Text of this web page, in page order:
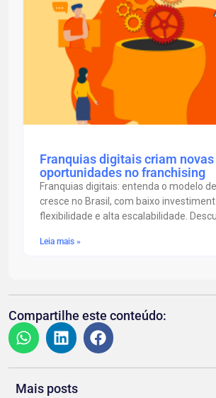
Franquias digitais criam novas
oportunidades no franchising
Franquias digitais: entenda o modelo
cresce no Brasil, com baixo
flexibilidade e alta escalabilidade.
Leia mais »
Compartilhe este conteúdo:
Mais posts